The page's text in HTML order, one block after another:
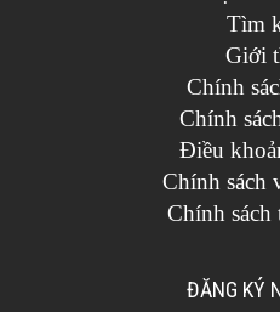
Tìm
Giới
Chính
Chính
Điều
Chính sách
Chính sách
ĐĂNG KÝ